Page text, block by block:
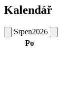
Kalendář
Srpen2026
Po